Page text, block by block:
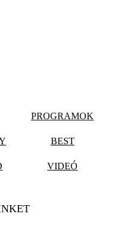
PROGRAMOK
BEST
VIDEÓ